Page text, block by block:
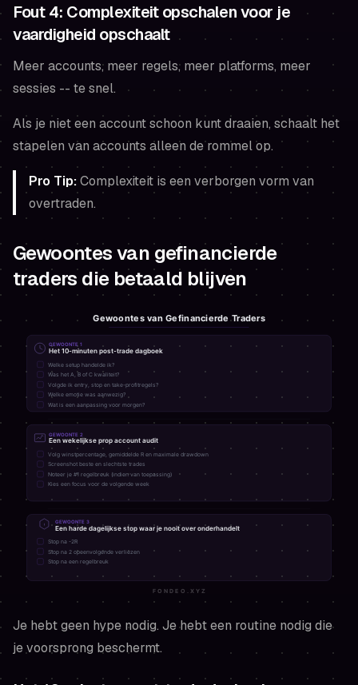
Fout 4: Complexiteit opschalen voor je
vaardigheid opschaalt
Meer accounts, meer regels, meer platforms, meer
sessies -- te snel.
Als je niet een account schoon kunt draaien, schaalt het
stapelen van accounts alleen de rommel op.
Pro Tip:Complexiteit is een verborgen vorm van
overtraden.
Gewoontes van gefinancierde
traders die betaald blijven
Je hebt geen hype nodig. Je hebt een routine nodig die
je voorsprong beschermt.